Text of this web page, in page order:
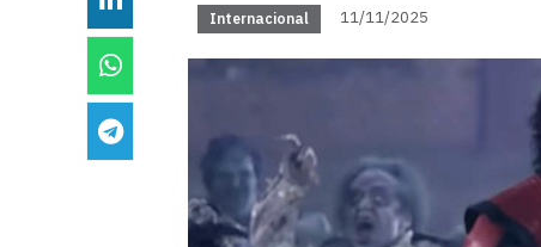
Internacional 11/11/2025